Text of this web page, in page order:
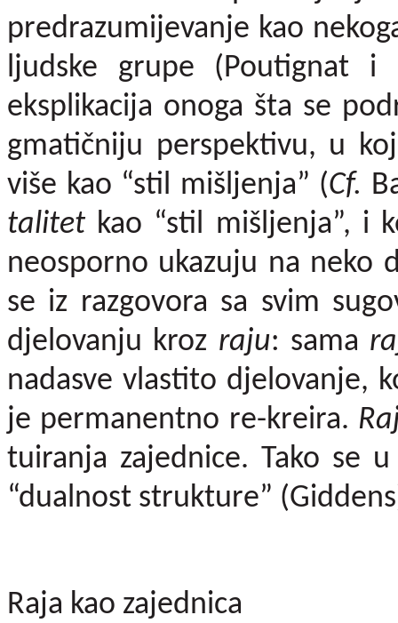
predrazumijevanje kao
ljudske grupe (Poutignat i
eksplikacija onoga šta se
gmatičniju perspektivu, u
više kao “stil mišljenja” (Cf.
talitet kao “stil mišljenja”, i
neosporno ukazuju na neko
se iz razgovora sa svim
djelovanju kroz raju: sama
nadasve vlastito djelovanje,
je permanentno re-kreira.
tuiranja zajednice. Tako se
“dualnost strukture”
Raja kao zajednica